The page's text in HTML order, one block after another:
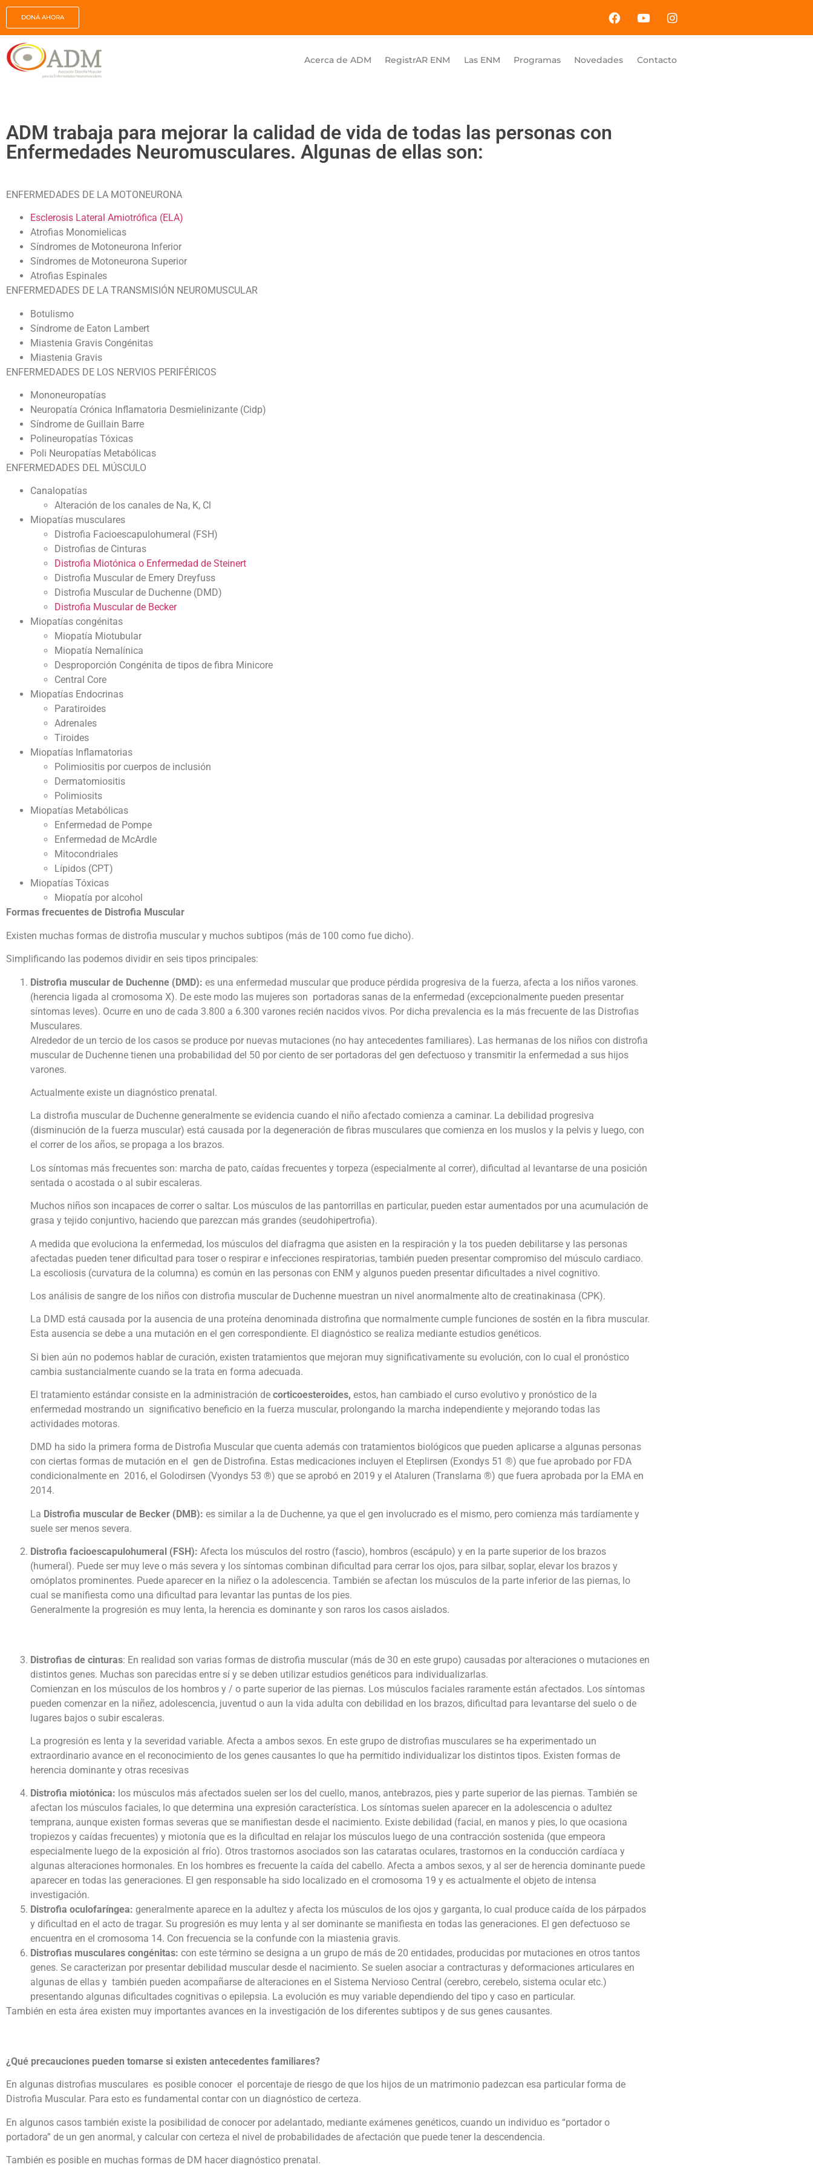
DONÁ AHORA
Acerca de ADM RegistrAR ENM Las ENM Programas Novedades Contacto
ADM trabaja para mejorar la calidad de vida de todas las personas con
Enfermedades Neuromusculares. Algunas de ellas son:
ENFERMEDADES DE LA MOTONEURONA
Esclerosis Lateral Amiotrófica (ELA)
Atrofias Monomielicas
Síndromes de Motoneurona Inferior
Síndromes de Motoneurona Superior
Atrofias Espinales
ENFERMEDADES DE LA TRANSMISIÓN NEUROMUSCULAR
Botulismo
Síndrome de Eaton Lambert
Miastenia Gravis Congénitas
Miastenia Gravis
ENFERMEDADES DE LOS NERVIOS PERIFÉRICOS
Mononeuropatías
Neuropatía Crónica Inflamatoria Desmielinizante (Cidp)
Síndrome de Guillain Barre
Polineuropatías Tóxicas
Poli Neuropatías Metabólicas
ENFERMEDADES DEL MÚSCULO
Canalopatías
Alteración de los canales de Na, K, Cl
Miopatías musculares
Distrofia Facioescapulohumeral (FSH)
Distrofias de Cinturas
Distrofia Miotónica o Enfermedad de Steinert
Distrofia Muscular de Emery Dreyfuss
Distrofia Muscular de Duchenne (DMD)
Distrofia Muscular de Becker
Miopatías congénitas
Miopatía Miotubular
Miopatía Nemalínica
Desproporción Congénita de tipos de fibra Minicore
Central Core
Miopatías Endocrinas
Paratiroides
Adrenales
Tiroides
Miopatías Inflamatorias
Polimiositis por cuerpos de inclusión
Dermatomiositis
Polimiosits
Miopatías Metabólicas
Enfermedad de Pompe
Enfermedad de McArdle
Mitocondriales
Lípidos (CPT)
Miopatías Tóxicas
Miopatía por alcohol
Formas frecuentes de Distrofia Muscular
Existen muchas formas de distrofia muscular y muchos subtipos (más de 100 como fue dicho).
Simplificando las podemos dividir en seis tipos principales:
Distrofia muscular de Duchenne (DMD): es una enfermedad muscular que produce pérdida progresiva de la fuerza, afecta a los niños varones.
(herencia ligada al cromosoma X). De este modo las mujeres son portadoras sanas de la enfermedad (excepcionalmente pueden presentar
síntomas leves). Ocurre en uno de cada 3.800 a 6.300 varones recién nacidos vivos. Por dicha prevalencia es la más frecuente de las Distrofias
Musculares.
Alrededor de un tercio de los casos se produce por nuevas mutaciones (no hay antecedentes familiares). Las hermanas de los niños con distrofia
muscular de Duchenne tienen una probabilidad del 50 por ciento de ser portadoras del gen defectuoso y transmitir la enfermedad a sus hijos
varones.
Actualmente existe un diagnóstico prenatal.
La distrofia muscular de Duchenne generalmente se evidencia cuando el niño afectado comienza a caminar. La debilidad progresiva
(disminución de la fuerza muscular) está causada por la degeneración de fibras musculares que comienza en los muslos y la pelvis y luego, con
el correr de los años, se propaga a los brazos.
Los síntomas más frecuentes son: marcha de pato, caídas frecuentes y torpeza (especialmente al correr), dificultad al levantarse de una posición
sentada o acostada o al subir escaleras.
Muchos niños son incapaces de correr o saltar. Los músculos de las pantorrillas en particular, pueden estar aumentados por una acumulación de
grasa y tejido conjuntivo, haciendo que parezcan más grandes (seudohipertrofia).
A medida que evoluciona la enfermedad, los músculos del diafragma que asisten en la respiración y la tos pueden debilitarse y las personas
afectadas pueden tener dificultad para toser o respirar e infecciones respiratorias, también pueden presentar compromiso del músculo cardiaco.
La escoliosis (curvatura de la columna) es común en las personas con ENM y algunos pueden presentar dificultades a nivel cognitivo.
Los análisis de sangre de los niños con distrofia muscular de Duchenne muestran un nivel anormalmente alto de creatinakinasa (CPK).
La DMD está causada por la ausencia de una proteína denominada distrofina que normalmente cumple funciones de sostén en la fibra muscular.
Esta ausencia se debe a una mutación en el gen correspondiente. El diagnóstico se realiza mediante estudios genéticos.
Si bien aún no podemos hablar de curación, existen tratamientos que mejoran muy significativamente su evolución, con lo cual el pronóstico
cambia sustancialmente cuando se la trata en forma adecuada.
El tratamiento estándar consiste en la administración de corticoesteroides, estos, han cambiado el curso evolutivo y pronóstico de la
enfermedad mostrando un significativo beneficio en la fuerza muscular, prolongando la marcha independiente y mejorando todas las
actividades motoras.
DMD ha sido la primera forma de Distrofia Muscular que cuenta además con tratamientos biológicos que pueden aplicarse a algunas personas
con ciertas formas de mutación en el gen de Distrofina. Estas medicaciones incluyen el Eteplirsen (Exondys 51 ®) que fue aprobado por FDA
condicionalmente en 2016, el Golodirsen (Vyondys 53 ®) que se aprobó en 2019 y el Ataluren (Translarna ®) que fuera aprobada por la EMA en
2014.
La Distrofia muscular de Becker (DMB): es similar a la de Duchenne, ya que el gen involucrado es el mismo, pero comienza más tardíamente y
suele ser menos severa.
Distrofia facioescapulohumeral (FSH): Afecta los músculos del rostro (fascio), hombros (escápulo) y en la parte superior de los brazos
(humeral). Puede ser muy leve o más severa y los síntomas combinan dificultad para cerrar los ojos, para silbar, soplar, elevar los brazos y
omóplatos prominentes. Puede aparecer en la niñez o la adolescencia. También se afectan los músculos de la parte inferior de las piernas, lo
cual se manifiesta como una dificultad para levantar las puntas de los pies.
Generalmente la progresión es muy lenta, la herencia es dominante y son raros los casos aislados.
Distrofias de cinturas: En realidad son varias formas de distrofia muscular (más de 30 en este grupo) causadas por alteraciones o mutaciones en
distintos genes. Muchas son parecidas entre sí y se deben utilizar estudios genéticos para individualizarlas.
Comienzan en los músculos de los hombros y / o parte superior de las piernas. Los músculos faciales raramente están afectados. Los síntomas
pueden comenzar en la niñez, adolescencia, juventud o aun la vida adulta con debilidad en los brazos, dificultad para levantarse del suelo o de
lugares bajos o subir escaleras.
La progresión es lenta y la severidad variable. Afecta a ambos sexos. En este grupo de distrofias musculares se ha experimentado un
extraordinario avance en el reconocimiento de los genes causantes lo que ha permitido individualizar los distintos tipos. Existen formas de
herencia dominante y otras recesivas
Distrofia miotónica: los músculos más afectados suelen ser los del cuello, manos, antebrazos, pies y parte superior de las piernas. También se
afectan los músculos faciales, lo que determina una expresión característica. Los síntomas suelen aparecer en la adolescencia o adultez
temprana, aunque existen formas severas que se manifiestan desde el nacimiento. Existe debilidad (facial, en manos y pies, lo que ocasiona
tropiezos y caídas frecuentes) y miotonía que es la dificultad en relajar los músculos luego de una contracción sostenida (que empeora
especialmente luego de la exposición al frío). Otros trastornos asociados son las cataratas oculares, trastornos en la conducción cardíaca y
algunas alteraciones hormonales. En los hombres es frecuente la caída del cabello. Afecta a ambos sexos, y al ser de herencia dominante puede
aparecer en todas las generaciones. El gen responsable ha sido localizado en el cromosoma 19 y es actualmente el objeto de intensa
investigación.
Distrofia oculofaríngea: generalmente aparece en la adultez y afecta los músculos de los ojos y garganta, lo cual produce caída de los párpados
y dificultad en el acto de tragar. Su progresión es muy lenta y al ser dominante se manifiesta en todas las generaciones. El gen defectuoso se
encuentra en el cromosoma 14. Con frecuencia se la confunde con la miastenia gravis.
Distrofias musculares congénitas: con este término se designa a un grupo de más de 20 entidades, producidas por mutaciones en otros tantos
genes. Se caracterizan por presentar debilidad muscular desde el nacimiento. Se suelen asociar a contracturas y deformaciones articulares en
algunas de ellas y también pueden acompañarse de alteraciones en el Sistema Nervioso Central (cerebro, cerebelo, sistema ocular etc.)
presentando algunas dificultades cognitivas o epilepsia. La evolución es muy variable dependiendo del tipo y caso en particular.
También en esta área existen muy importantes avances en la investigación de los diferentes subtipos y de sus genes causantes.
¿Qué precauciones pueden tomarse si existen antecedentes familiares?
En algunas distrofias musculares es posible conocer el porcentaje de riesgo de que los hijos de un matrimonio padezcan esa particular forma de
Distrofia Muscular. Para esto es fundamental contar con un diagnóstico de certeza.
En algunos casos también existe la posibilidad de conocer por adelantado, mediante exámenes genéticos, cuando un individuo es “portador o
portadora” de un gen anormal, y calcular con certeza el nivel de probabilidades de afectación que puede tener la descendencia.
También es posible en muchas formas de DM hacer diagnóstico prenatal.